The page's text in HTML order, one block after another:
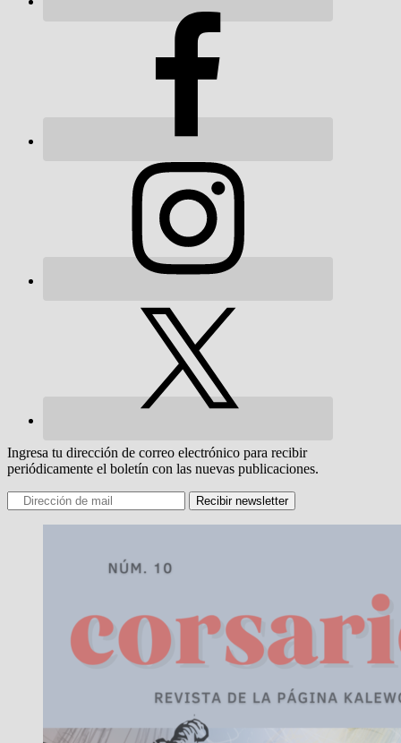
Ingresa tu dirección de correo electrónico para recibir
periódicamente el boletín con las nuevas publicaciones.
Recibir newsletter